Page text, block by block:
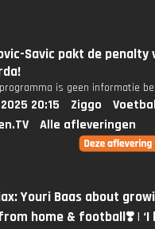
Savic pakt de penalty
is geen informatie
20:15 Ziggo
Alle afleveringen
Youri Baas about
home & football❣️ | ‘I